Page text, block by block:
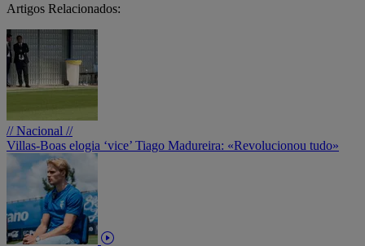
Artigos Relacionados:
// Nacional //
Villas-Boas elogia ‘vice’ Tiago Madureira: «Revolucionou tudo»